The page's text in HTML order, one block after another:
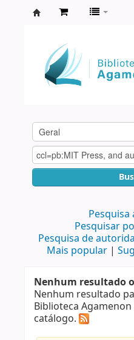
Agamenon
Magalhães
Pesquisa
Pesquisar
Pesquisa de
Mais popular
Nenhum resultado
Nenhum resultado
Biblioteca
catálogo.